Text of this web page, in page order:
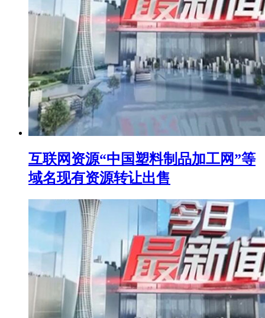
互联网资源“中国塑料制品加工网”等
域名现有资源转让出售